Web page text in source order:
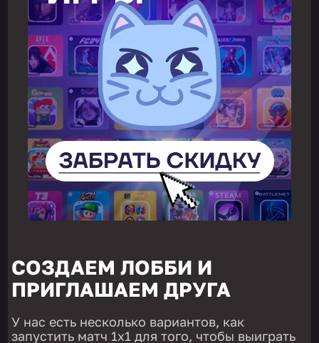
СОЗДАЕМ ЛОББИ И
ПРИГЛАШАЕМ ДРУГА
У нас есть несколько вариантов, как
запустить матч 1х1 для того, чтобы выиграть